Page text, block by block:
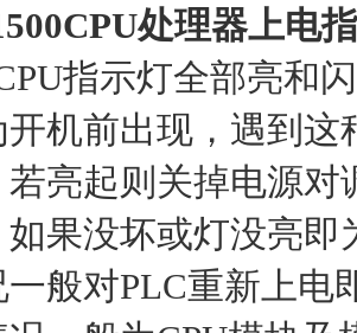
处理器上电
指示灯全部亮和
机前出现，遇到
亮起则关掉电源
果没坏或灯没亮
般对PLC重新上电